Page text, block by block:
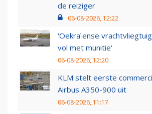
de reiziger
06-08-2026, 12:22
'Oekraïense
vol met munitie'
06-08-2026, 12:20
KLM stelt eerste
Airbus A350-900 uit
06-08-2026, 11:17